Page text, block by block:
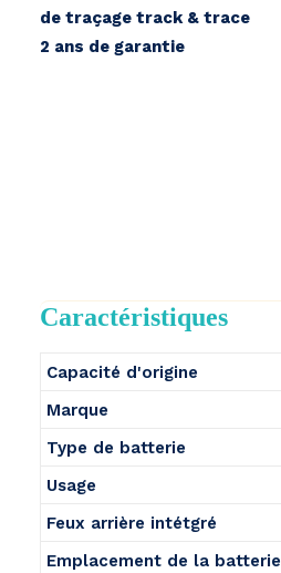
de traçage track & trace
2 ans de garantie
Caractéristiques
Capacité d'origine
Marque
Type de batterie
Usage
Feux arrière intétgré
Emplacement de la batterie